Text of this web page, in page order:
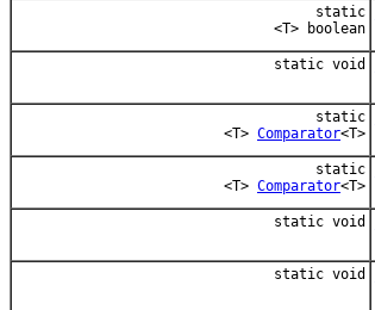
static
<T> boolean
static void
static
<T> Comparator<T>
static
<T> Comparator<T>
static void
static void